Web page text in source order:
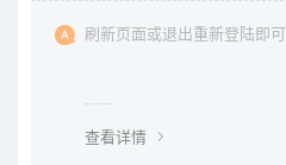
刷新页面或退出重新登陆即可
查看详情